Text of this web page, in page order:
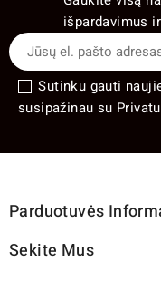
išpardavimus
Sutinku gauti
susipažinau su
Parduotuvės
Sekite Mus